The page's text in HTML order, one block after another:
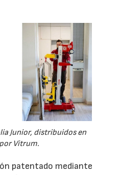
Junior, distribuidos en
Vitrum.
patentado mediante